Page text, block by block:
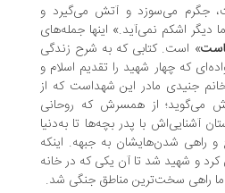
و آتش می‌گیرد و
اشکم نمی‌آید.» اینها جمله‌های
کتابی که به شرح زندگی
چهار شهید را تقدیم اسلام و
مادر این شهداست که از
از همسرش که روحانی
با پدر بچه‌ها تا به‌دنیا
شدن‌هایشان به جبهه. اینکه
شد تا آن یکی که در خانه
سخت‌ترین مناطق جنگی شد.